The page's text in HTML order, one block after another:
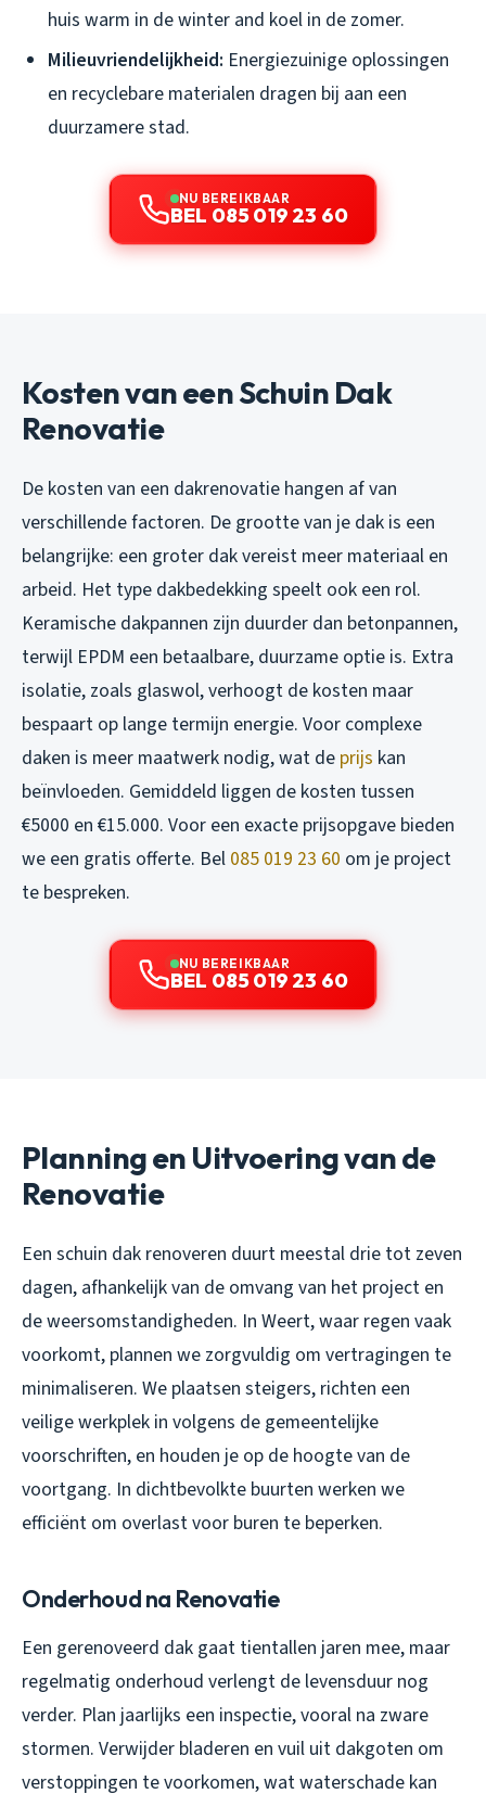
huis warm in de winter and koel in de zomer.
Milieuvriendelijkheid: Energiezuinige oplossingen
en recyclebare materialen dragen bij aan een
duurzamere stad.
NU BEREIKBAAR
BEL 085 019 23 60
Kosten van een Schuin Dak
Renovatie
De kosten van een dakrenovatie hangen af van
verschillende factoren. De grootte van je dak is een
belangrijke: een groter dak vereist meer materiaal en
arbeid. Het type dakbedekking speelt ook een rol.
Keramische dakpannen zijn duurder dan betonpannen,
terwijl EPDM een betaalbare, duurzame optie is. Extra
isolatie, zoals glaswol, verhoogt de kosten maar
bespaart op lange termijn energie. Voor complexe
daken is meer maatwerk nodig, wat de prijs kan
beïnvloeden. Gemiddeld liggen de kosten tussen
€5000 en €15.000. Voor een exacte prijsopgave bieden
we een gratis offerte. Bel 085 019 23 60 om je project
te bespreken.
NU BEREIKBAAR
BEL 085 019 23 60
Planning en Uitvoering van de
Renovatie
Een schuin dak renoveren duurt meestal drie tot zeven
dagen, afhankelijk van de omvang van het project en
de weersomstandigheden. In Weert, waar regen vaak
voorkomt, plannen we zorgvuldig om vertragingen te
minimaliseren. We plaatsen steigers, richten een
veilige werkplek in volgens de gemeentelijke
voorschriften, en houden je op de hoogte van de
voortgang. In dichtbevolkte buurten werken we
efficiënt om overlast voor buren te beperken.
Onderhoud na Renovatie
Een gerenoveerd dak gaat tientallen jaren mee, maar
regelmatig onderhoud verlengt de levensduur nog
verder. Plan jaarlijks een inspectie, vooral na zware
stormen. Verwijder bladeren en vuil uit dakgoten om
verstoppingen te voorkomen, wat waterschade kan